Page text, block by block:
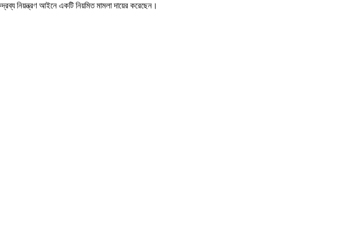
নিয়ন্ত্রণ আইনে একটি নিয়মিত মামলা দায়ের করেছেন।